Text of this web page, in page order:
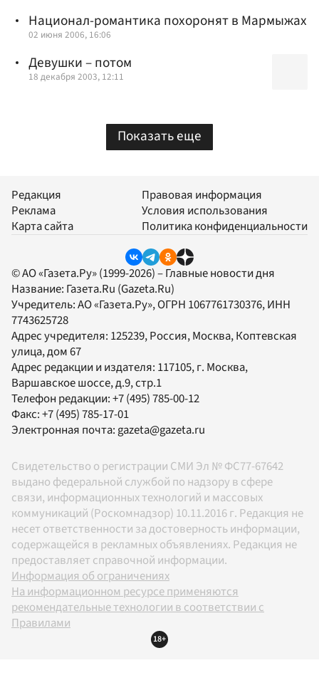
Национал-романтика похоронят в Мармыжах
02 июня 2006, 16:06
Девушки – потом
18 декабря 2003, 12:11
Показать еще
Редакция
Реклама
Карта сайта
Правовая информация
Условия использования
Политика конфиденциальности
© АО «Газета.Ру» (1999-2026) – Главные новости дня
Название: Газета.Ru (Gazeta.Ru)
Учредитель:АО «Газета.Ру», ОГРН 1067761730376, ИНН
7743625728
Адрес учредителя: 125239, Россия, Москва, Коптевская
улица, дом 67
Адрес редакции и издателя: 117105, г. Москва,
Варшавское шоссе, д.9, стр.1
Телефон редакции:+7 (495) 785-00-12
Факс:+7 (495) 785-17-01
Электронная почта: gazeta@gazeta.ru
Свидетельство о регистрации СМИ Эл № ФС77-67642
выдано федеральной службой по надзору в сфере
связи, информационных технологий и массовых
коммуникаций (Роскомнадзор) 10.11.2016 г. Редакция не
несет ответственности за достоверность информации,
содержащейся в рекламных объявлениях. Редакция не
предоставляет справочной информации.
Информация об ограничениях
На информационном ресурсе применяются
рекомендательные технологии в соответствии с
Правилами
18+